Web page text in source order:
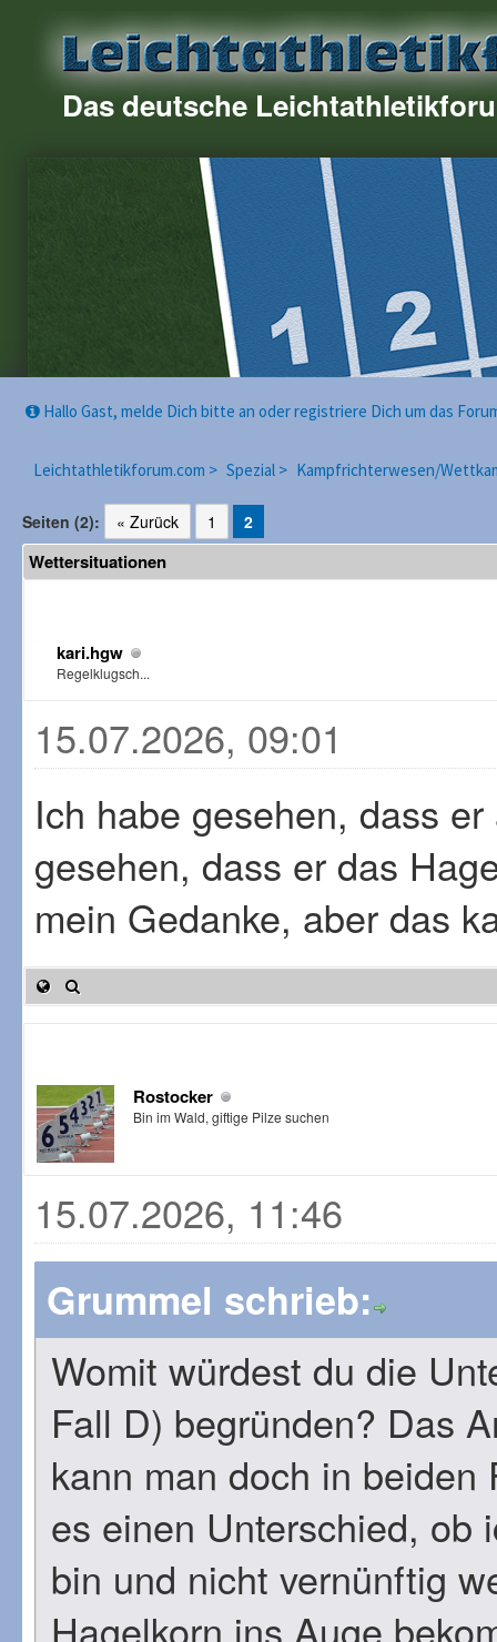
Das deutsche
Hallo Gast, melde Dich bitte an oder registriere Dich um das
Leichtathletikforum.com > Spezial > Kampfrichterwesen/
Seiten (2): « Zurück 1 2
Wettersituationen
kari.hgw
Regelklugsch...
15.07.2026, 09:01
Ich habe gesehen, dass
gesehen, dass er das
mein Gedanke, aber das
Rostocker
Bin im Wald, giftige Pilze suchen
15.07.2026, 11:46
Grummel schrieb:
Womit würdest du die
Fall D) begründen? Das
kann man doch in
es einen Unterschied, ob
bin und nicht vernünftig
Hagelkorn ins Auge